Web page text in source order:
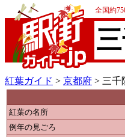
全国約
紅葉ガイド > 京都府 > 三千
紅葉の名所
例年の見ごろ